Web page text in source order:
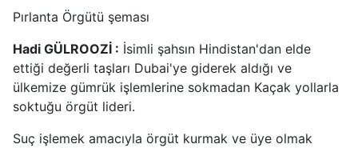
Pırlanta Örgütü şeması
Hadi GÜLROOZİ : İsimli şahsın Hindistan'dan elde
ettiği değerli taşları Dubai'ye giderek aldığı ve
ülkemize gümrük işlemlerine sokmadan Kaçak yollarla
soktuğu örgüt lideri.
Suç işlemek amacıyla örgüt kurmak ve üye olmak